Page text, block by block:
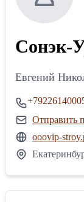
Сонэк-
Евгений
Отправить
ooovip-